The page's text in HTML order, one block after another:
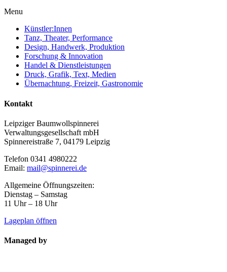
Menu
Künstler:Innen
Tanz, Theater, Performance
Design, Handwerk, Produktion
Forschung & Innovation
Handel & Dienstleistungen
Druck, Grafik, Text, Medien
Übernachtung, Freizeit, Gastronomie
Kontakt
Leipziger Baumwollspinnerei
Verwaltungsgesellschaft mbH
Spinnereistraße 7, 04179 Leipzig
Telefon 0341 4980222
Email: mail@spinnerei.de
Allgemeine Öffnungszeiten:
Dienstag – Samstag
11 Uhr – 18 Uhr
Lageplan öffnen
Managed by